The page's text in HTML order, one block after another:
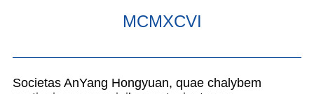
MCMXCVI
Societas AnYang Hongyuan, quae chalybem